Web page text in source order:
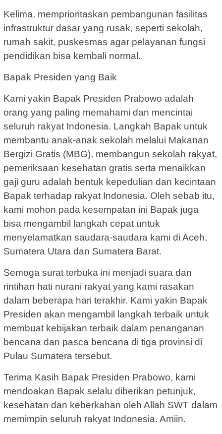
Kelima, memprioritaskan pembangunan fasilitas
infrastruktur dasar yang rusak, seperti sekolah,
rumah sakit, puskesmas agar pelayanan fungsi
pendidikan bisa kembali normal.
Bapak Presiden yang Baik
Kami yakin Bapak Presiden Prabowo adalah
orang yang paling memahami dan mencintai
seluruh rakyat Indonesia. Langkah Bapak untuk
membantu anak-anak sekolah melalui Makanan
Bergizi Gratis (MBG), membangun sekolah rakyat,
pemeriksaan kesehatan gratis serta menaikkan
gaji guru adalah bentuk kepedulian dan kecintaan
Bapak terhadap rakyat Indonesia. Oleh sebab itu,
kami mohon pada kesempatan ini Bapak juga
bisa mengambil langkah cepat untuk
menyelamatkan saudara-saudara kami di Aceh,
Sumatera Utara dan Sumatera Barat.
Semoga surat terbuka ini menjadi suara dan
rintihan hati nurani rakyat yang kami rasakan
dalam beberapa hari terakhir. Kami yakin Bapak
Presiden akan mengambil langkah terbaik untuk
membuat kebijakan terbaik dalam penanganan
bencana dan pasca bencana di tiga provinsi di
Pulau Sumatera tersebut.
Terima Kasih Bapak Presiden Prabowo, kami
mendoakan Bapak selalu diberikan petunjuk,
kesehatan dan keberkahan oleh Allah SWT dalam
memimpin seluruh rakyat Indonesia. Amiin.